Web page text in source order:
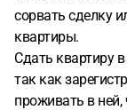
сорвать сделку
квартиры.
Сдать квартиру
так как
проживать в